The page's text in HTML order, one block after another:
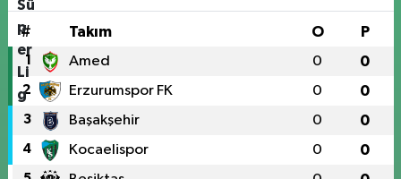
# Takım O P
1 Amed 0 0
2 Erzurumspor FK 0 0
3 Başakşehir 0 0
4 Kocaelispor 0 0